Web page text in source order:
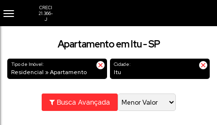
Apartamento em Itu - SP
Tipo de Imóvel:
Residencial » Apartamento
Cidade:
Itu
Busca Avançada